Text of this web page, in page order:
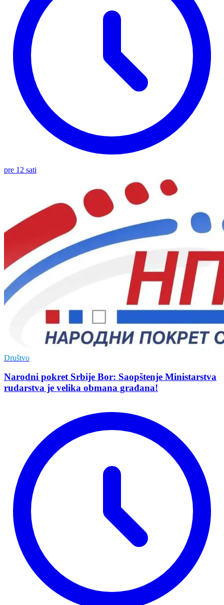
pre 12 sati
Društvo
Narodni pokret Srbije Bor: Saopštenje Ministarstva
rudarstva je velika obmana građana!